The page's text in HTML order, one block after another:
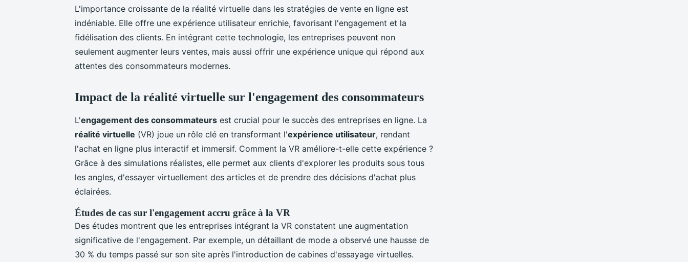
L'importance croissante de la réalité virtuelle dans les stratégies de vente en ligne est
indéniable. Elle offre une expérience utilisateur enrichie, favorisant l'engagement et la
fidélisation des clients. En intégrant cette technologie, les entreprises peuvent non
seulement augmenter leurs ventes, mais aussi offrir une expérience unique qui répond aux
attentes des consommateurs modernes.
Impact de la réalité virtuelle sur l'engagement des consommateurs
L'engagement des consommateurs est crucial pour le succès des entreprises en ligne. La
réalité virtuelle (VR) joue un rôle clé en transformant l'expérience utilisateur, rendant
l'achat en ligne plus interactif et immersif. Comment la VR améliore-t-elle cette expérience ?
Grâce à des simulations réalistes, elle permet aux clients d'explorer les produits sous tous
les angles, d'essayer virtuellement des articles et de prendre des décisions d'achat plus
éclairées.
Études de cas sur l'engagement accru grâce à la VR
Des études montrent que les entreprises intégrant la VR constatent une augmentation
significative de l'engagement. Par exemple, un détaillant de mode a observé une hausse de
30 % du temps passé sur son site après l'introduction de cabines d'essayage virtuelles.